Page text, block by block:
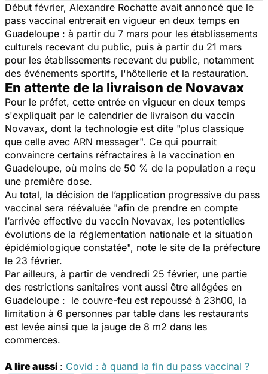
Début février, Alexandre Rochatte avait annoncé que le
pass vaccinal entrerait en vigueur en deux temps en
Guadeloupe : à partir du 7 mars pour les établissements
culturels recevant du public, puis à partir du 21 mars
pour les établissements recevant du public, notamment
des événements sportifs, l'hôtellerie et la restauration.
En attente de la livraison de Novavax
Pour le préfet, cette entrée en vigueur en deux temps
s'expliquait par le calendrier de livraison du vaccin
Novavax, dont la technologie est dite "plus classique
que celle avec ARN messager". Ce qui pourrait
convaincre certains réfractaires à la vaccination en
Guadeloupe, où moins de 50 % de la population a reçu
une première dose.
Au total, la décision de l’application progressive du pass
vaccinal sera réévaluée "afin de prendre en compte
l’arrivée effective du vaccin Novavax, les potentielles
évolutions de la réglementation nationale et la situation
épidémiologique constatée", note le site de la préfecture
le 23 février.
Par ailleurs, à partir de vendredi 25 février, une partie
des restrictions sanitaires vont aussi être allégées en
Guadeloupe : le couvre-feu est repoussé à 23h00, la
limitation à 6 personnes par table dans les restaurants
est levée ainsi que la jauge de 8 m2 dans les
commerces.
A lire aussi : Covid : à quand la fin du pass vaccinal ?